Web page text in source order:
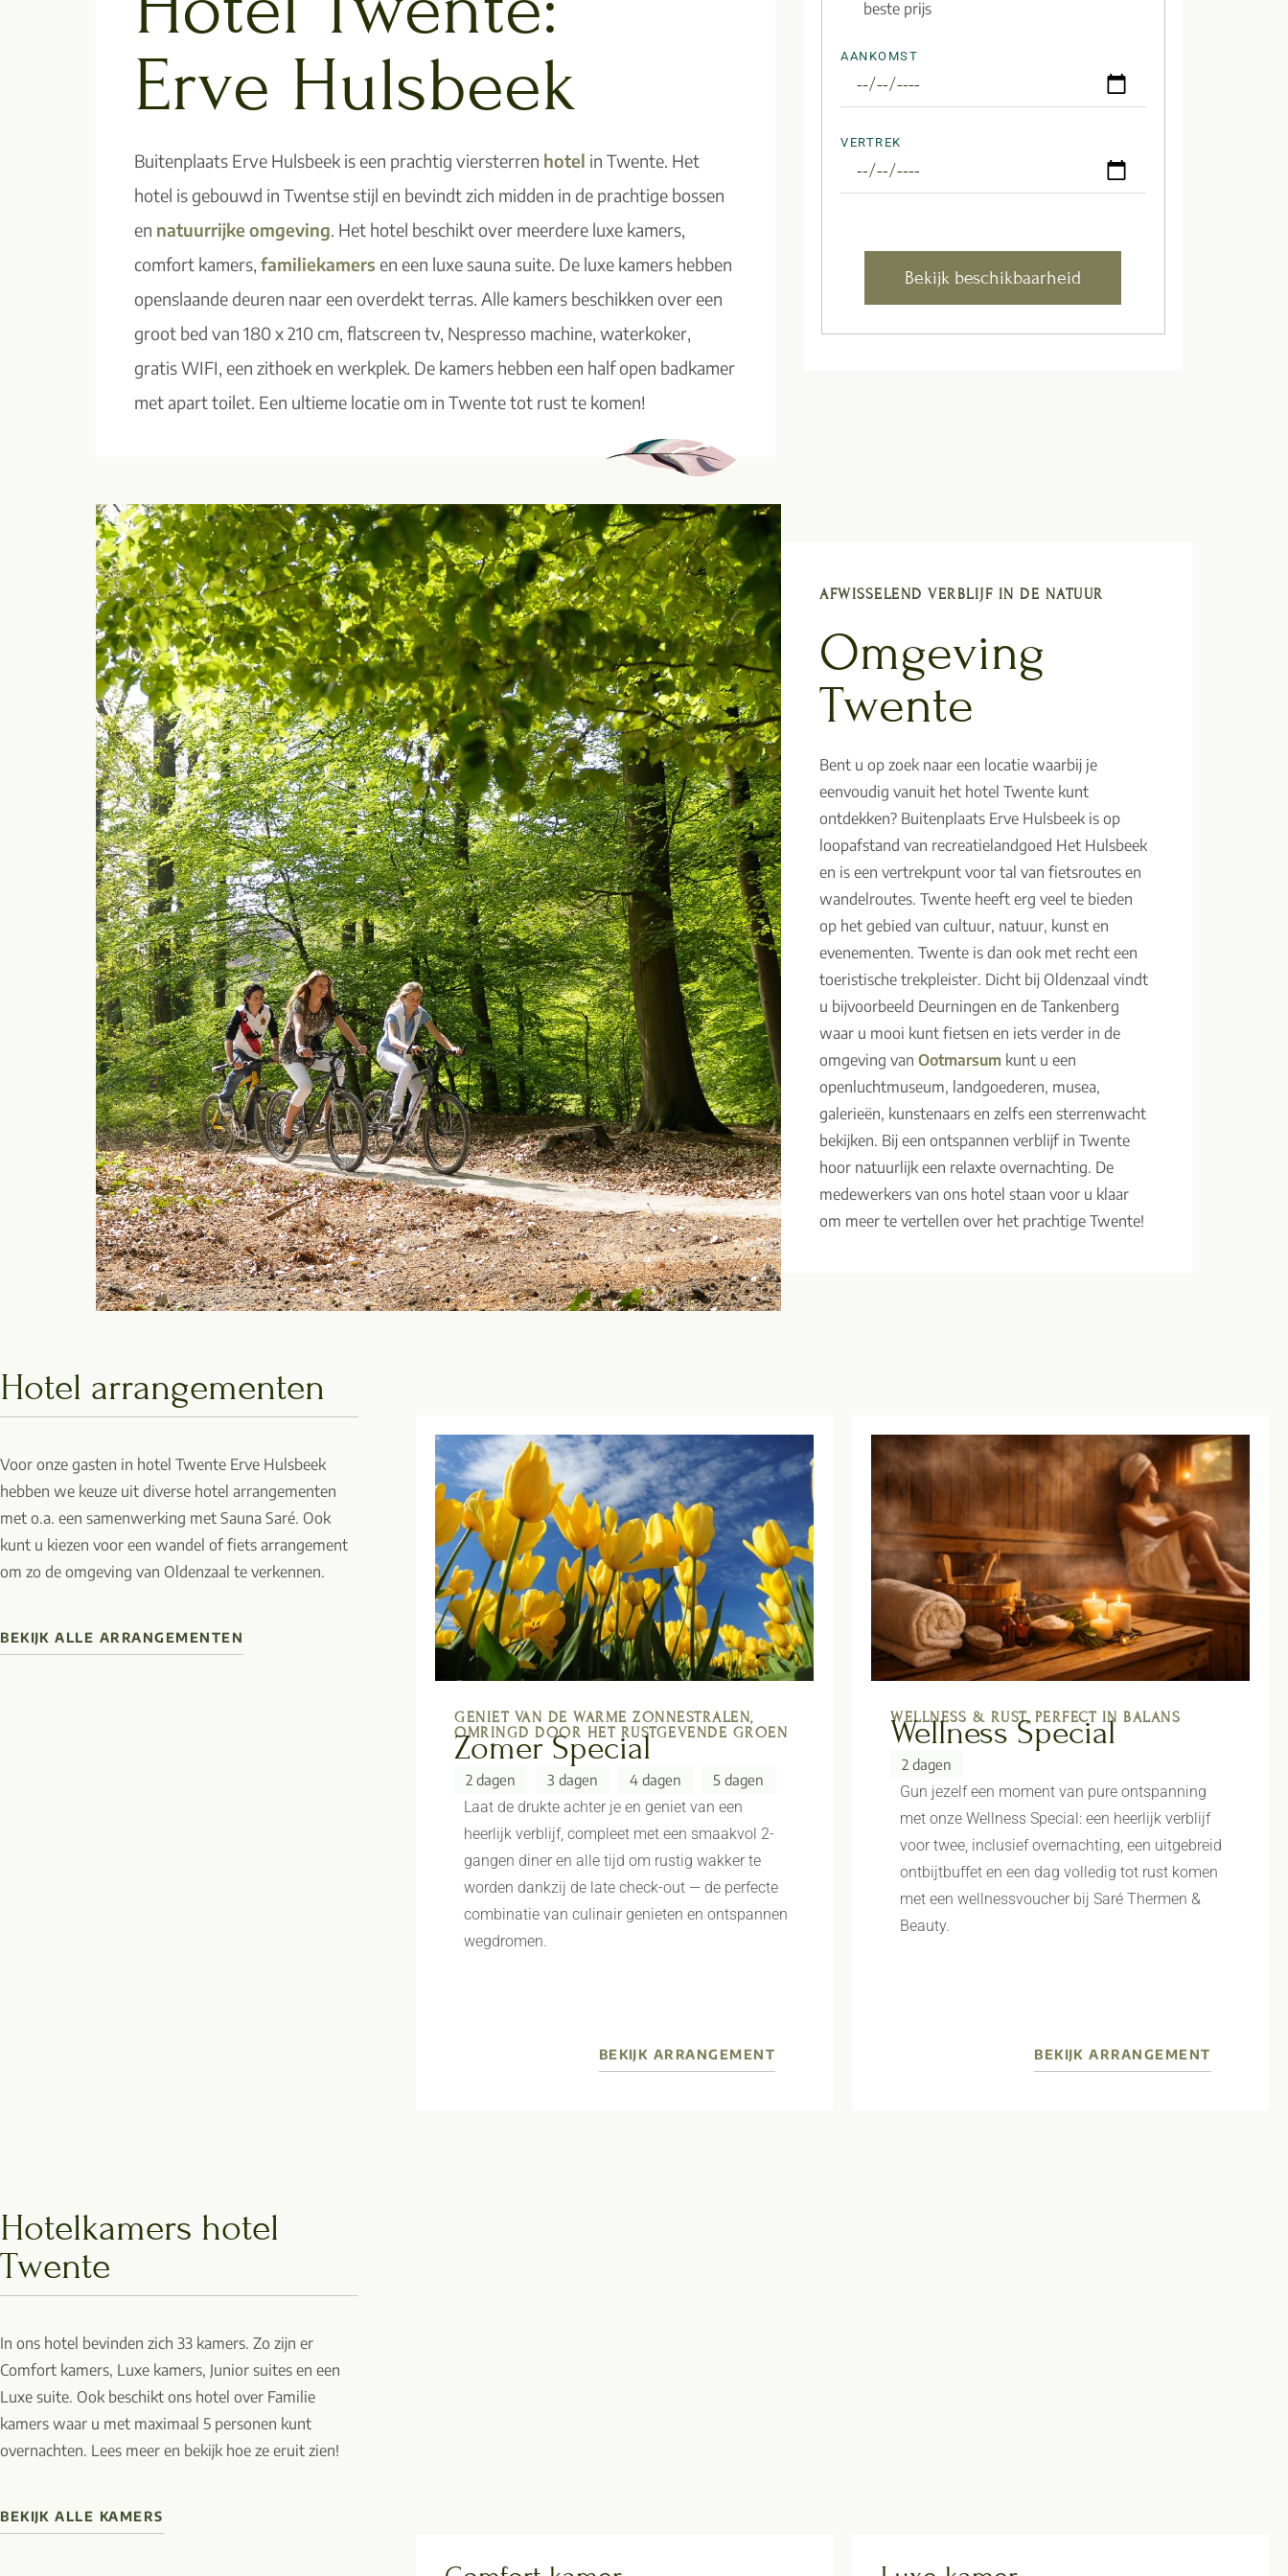
Erve Hulsbeek
Buitenplaats Erve Hulsbeek is een prachtig viersterren hotel in Twente. Het
hotel is gebouwd in Twentse stijl en bevindt zich midden in de prachtige bossen
en natuurrijke omgeving. Het hotel beschikt over meerdere luxe kamers,
comfort kamers, familiekamers en een luxe sauna suite. De luxe kamers hebben
openslaande deuren naar een overdekt terras. Alle kamers beschikken over een
groot bed van 180 x 210 cm, flatscreen tv, Nespresso machine, waterkoker,
gratis WIFI, een zithoek en werkplek. De kamers hebben een half open badkamer
met apart toilet. Een ultieme locatie om in Twente tot rust te komen!
beste prijs
AANKOMST
VERTREK
Bekijk beschikbaarheid
AFWISSELEND VERBLIJF IN DE NATUUR
Omgeving
Twente
Bent u op zoek naar een locatie waarbij je
eenvoudig vanuit het hotel Twente kunt
ontdekken? Buitenplaats Erve Hulsbeek is op
loopafstand van recreatielandgoed Het Hulsbeek
en is een vertrekpunt voor tal van fietsroutes en
wandelroutes. Twente heeft erg veel te bieden
op het gebied van cultuur, natuur, kunst en
evenementen. Twente is dan ook met recht een
toeristische trekpleister. Dicht bij Oldenzaal vindt
u bijvoorbeeld Deurningen en de Tankenberg
waar u mooi kunt fietsen en iets verder in de
omgeving vanOotmarsum kunt u een
openluchtmuseum, landgoederen, musea,
galerieën, kunstenaars en zelfs een sterrenwacht
bekijken. Bij een ontspannen verblijf in Twente
hoor natuurlijk een relaxte overnachting. De
medewerkers van ons hotel staan voor u klaar
om meer te vertellen over het prachtige Twente!
Hotel arrangementen
Voor onze gasten in hotel Twente Erve Hulsbeek
hebben we keuze uit diverse hotel arrangementen
met o.a. een samenwerking met Sauna Saré. Ook
kunt u kiezen voor een wandel of fiets arrangement
om zo de omgeving van Oldenzaal te verkennen.
BEKIJK ALLE ARRANGEMENTEN
GENIET VAN DE WARME ZONNESTRALEN,
OMRINGD DOOR HET RUSTGEVENDE GROEN
Zomer Special
2 dagen 3 dagen 4 dagen 5 dagen
Laat de drukte achter je en geniet van een
heerlijk verblijf, compleet met een smaakvol 2-
gangen diner en alle tijd om rustig wakker te
worden dankzij de late check-out — de perfecte
combinatie van culinair genieten en ontspannen
wegdromen.
BEKIJK ARRANGEMENT
WELLNESS & RUST, PERFECT IN BALANS
Wellness Special
2 dagen
Gun jezelf een moment van pure ontspanning
met onze Wellness Special: een heerlijk verblijf
voor twee, inclusief overnachting, een uitgebreid
ontbijtbuffet en een dag volledig tot rust komen
met een wellnessvoucher bij Saré Thermen &
Beauty.
BEKIJK ARRANGEMENT
Hotelkamers hotel
Twente
In ons hotel bevinden zich 33 kamers. Zo zijn er
Comfort kamers, Luxe kamers, Junior suites en een
Luxe suite. Ook beschikt ons hotel over Familie
kamers waar u met maximaal 5 personen kunt
overnachten. Lees meer en bekijk hoe ze eruit zien!
BEKIJK ALLE KAMERS